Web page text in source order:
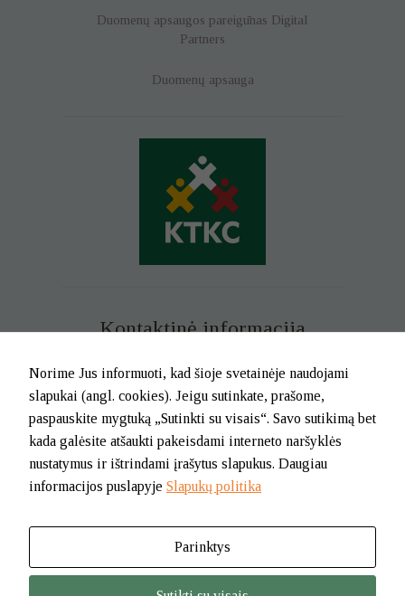
Duomenų apsaugos pareigūnas Digital
Partners
Duomenų apsauga
Kontaktinė informacija
Mob. tel. +370 699 73 229
Tel. (0-46) 21 02 83
El.p. info@klaipedatkc.lt
K. Donelaičio g. 6B, Klaipėda
I-V nuo 8.00 iki 17.00.
© 2026. BĮ Klaipėdos m. savivaldybės Tautinių kultūrų centras
Norime Jus informuoti, kad šioje svetainėje naudojami
slapukai (angl. cookies). Jeigu sutinkate, prašome,
paspauskite mygtuką „Sutinkti su visais“. Savo sutikimą bet
kada galėsite atšaukti pakeisdami interneto naršyklės
nustatymus ir ištrindami įrašytus slapukus. Daugiau
informacijos puslapyje Slapukų politika
Parinktys